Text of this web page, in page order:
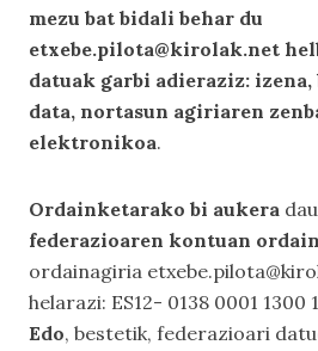
mezu bat bidali behar du
etxebe.pilota@kirolak.net
datuak garbi adieraziz:
data, nortasun agiriaren
elektronikoa.
Ordainketarako bi aukera
federazioaren kontuan
ordainagiria
helarazi: ES12- 0138 0001 1300
Edo, bestetik, federazioari